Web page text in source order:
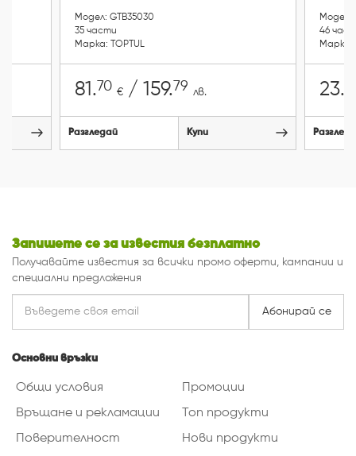
Модел: GTB35030
35 части
Марка: TOPTUL
81.70 € / 159.79 лв.
Разгледай Купи
Модел:
46
Марка:
23.
Запишете се за известия безплатно
Получавайте известия за всички промо оферти, кампании и
специални предложения
Абонирай се
Основни връзки
Общи условия
Връщане и рекламации
Поверителност
Промоции
Топ продукти
Нови продукти